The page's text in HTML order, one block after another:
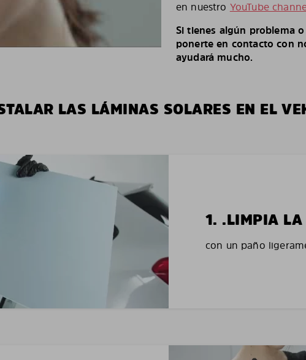
en nuestro YouTube
Si tienes algún problema
ponerte en contacto con
ayudará mucho.
LAS LÁMINAS SOLARES EN EL
1. .LIMPIA LA
con un paño